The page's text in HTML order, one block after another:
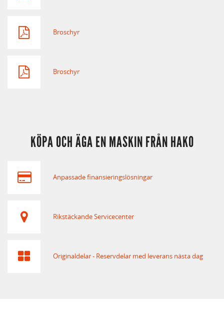
Broschyr
Broschyr
KÖPA OCH ÄGA EN MASKIN FRÅN HAKO
Anpassade finansieringslösningar
Rikstäckande Servicecenter
Originaldelar - Reservdelar med leverans nästa dag